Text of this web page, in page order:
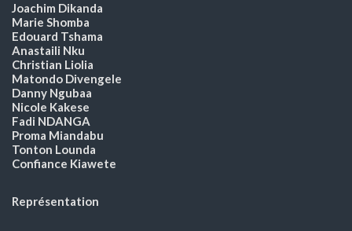
Joachim Dikanda
Marie Shomba
Edouard Tshama
Anastaili Nku
Christian Liolia
Matondo Divengele
Danny Ngubaa
Nicole Kakese
Fadi NDANGA
Proma Miandabu
Tonton Lounda
Confiance Kiawete
Représentation